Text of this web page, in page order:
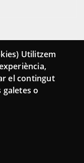
Utilitzem
el contingut
o